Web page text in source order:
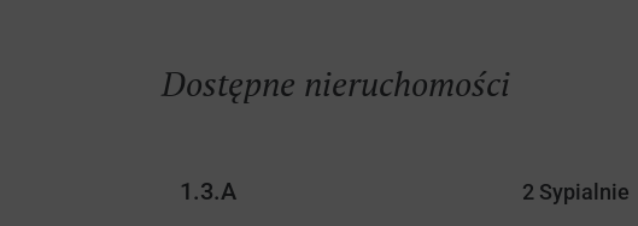
Dostępne nieruchomości
1.3.A 2 Sypialnie